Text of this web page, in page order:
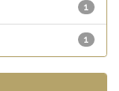
1
1